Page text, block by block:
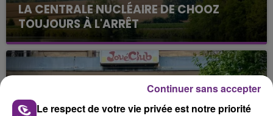
LA CENTRALE NUCLÉAIRE DE CHOOZ
TOUJOURS À L'ARRÊT
Cela fait déjà une semaine que la centrale
nucléaire ardennaise est à l'arrêt. Une situation
justifiée par la sécheresse intense qui est toujours
Le respect de votre vie privée est notre priorité
Continuer sans accepter